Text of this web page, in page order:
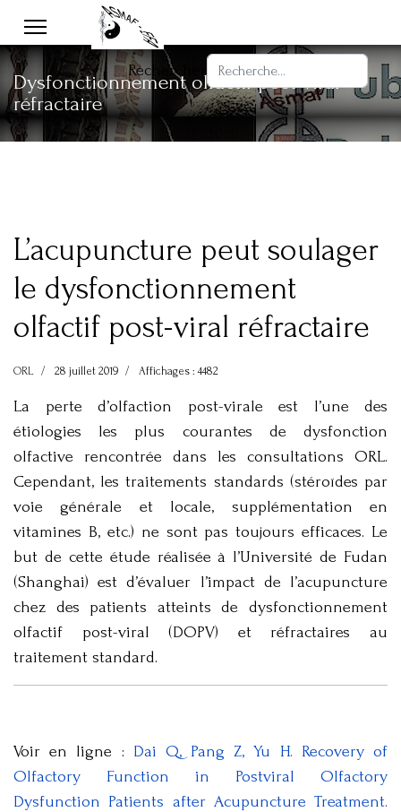
Rechercher
Dysfonctionnement olfactif post-viral
réfractaire
L’acupuncture peut soulager
le dysfonctionnement
olfactif post-viral réfractaire
ORL 28 juillet 2019 Affichages : 4482
La perte d’olfaction post-virale est l’une des
étiologies les plus courantes de dysfonction
olfactive rencontrée dans les consultations ORL.
Cependant, les traitements standards (stéroïdes par
voie générale et locale, supplémentation en
vitamines B, etc.) ne sont pas toujours efficaces. Le
but de cette étude réalisée à l’Université de Fudan
(Shanghai) est d’évaluer l’impact de l’acupuncture
chez des patients atteints de dysfonctionnement
olfactif post-viral (DOPV) et réfractaires au
traitement standard.
Voir en ligne : Dai Q, Pang Z, Yu H. Recovery of
Olfactory Function in Postviral Olfactory
Dysfunction Patients after Acupuncture Treatment.